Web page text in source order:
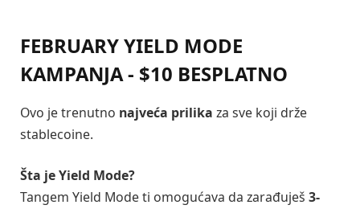
FEBRUARY YIELD MODE
KAMPANJA - $10 BESPLATNO
Ovo je trenutno najveća prilika za sve koji drže
stablecoine.
Šta je Yield Mode?
Tangem Yield Mode ti omogućava da zarađuješ 3-